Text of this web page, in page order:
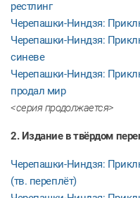
рестлинг
Черепашки-Ниндзя:
Черепашки-Ниндзя:
синеве
Черепашки-Ниндзя:
продал мир
<серия продолжается>
2. Издание в твёрдом
Черепашки-Ниндзя:
(тв. переплёт)